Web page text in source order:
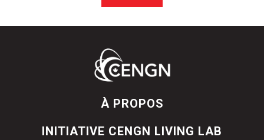
À PROPOS
INITIATIVE CENGN LIVING LAB